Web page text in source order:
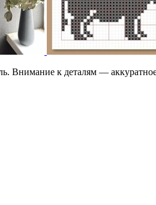
Внимание к деталям —